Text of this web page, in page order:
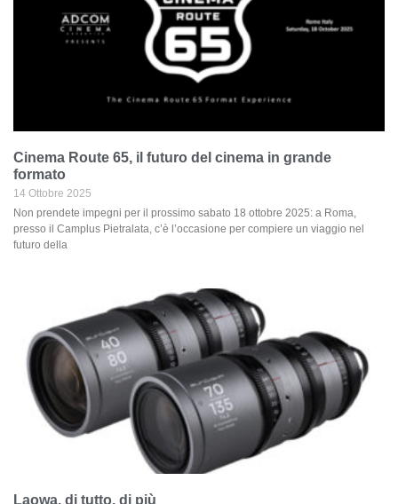
Cinema Route 65, il futuro del cinema in grande
formato
14 Ottobre 2025
Non prendete impegni per il prossimo sabato 18 ottobre 2025: a Roma,
presso il Camplus Pietralata, c’è l’occasione per compiere un viaggio nel
futuro della
Laowa, di tutto, di più